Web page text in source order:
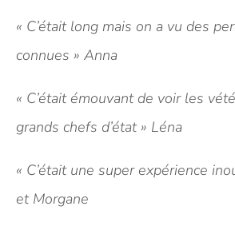
« C’était long mais on a vu des
connues » Anna
« C’était émouvant de voir les
grands chefs d’état » Léna
« C’était une super expérience
et Morgane